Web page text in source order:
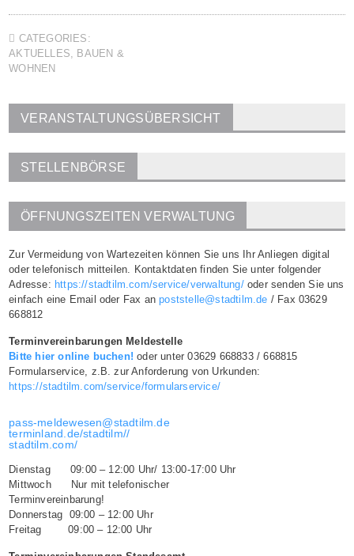
CATEGORIES:
AKTUELLES, BAUEN &
WOHNEN
VERANSTALTUNGSÜBERSICHT
STELLENBÖRSE
ÖFFNUNGSZEITEN VERWALTUNG
Zur Vermeidung von Wartezeiten können Sie uns Ihr Anliegen digital
oder telefonisch mitteilen. Kontaktdaten finden Sie unter folgender
Adresse: https://stadtilm.com/service/verwaltung/oder senden Sie uns
einfach eine Email oder Fax anpoststelle@stadtilm.de / Fax 03629
668812
Terminvereinbarungen Meldestelle
Bitte hier online buchen! oder unter 03629 668833 / 668815
Formularservice, z.B. zur Anforderung von Urkunden:
https://stadtilm.com/service/formularservice/
pass-meldewesen@stadtilm.de
terminland.de/stadtilm//
stadtilm.com/
Dienstag 09:00 – 12:00 Uhr/ 13:00-17:00 Uhr
Mittwoch Nur mit telefonischer
Terminvereinbarung!
Donnerstag 09:00 – 12:00 Uhr
Freitag 09:00 – 12:00 Uhr